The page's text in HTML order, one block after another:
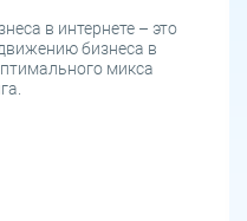
в интернете – это
бизнеса в
микса